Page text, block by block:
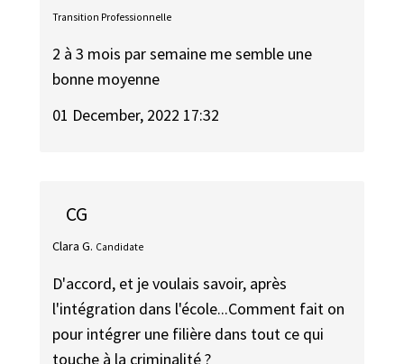
Transition Professionnelle
2 à 3 mois par semaine me semble une
bonne moyenne
01 December, 2022 17:32
CG
Clara G. Candidate
D'accord, et je voulais savoir, après
l'intégration dans l'école...Comment fait on
pour intégrer une filière dans tout ce qui
touche à la criminalité ?